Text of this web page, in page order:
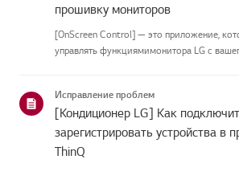
прошивку мониторов
[OnScreen Control] — это приложение,
управлять функциямимонитора LG с
приложение для вашей ...
Исправление проблем
[Кондиционер LG] Как
зарегистрировать устройства в
ThinQ